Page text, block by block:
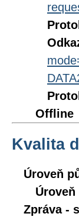
Offline
Kvalita
Úroveň
Zpráva -